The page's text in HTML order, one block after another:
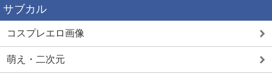
サブカル
コスプレエロ画像
萌え・二次元